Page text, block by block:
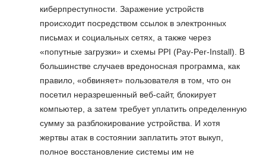
киберпреступности. Заражение устройств
происходит посредством ссылок в электронных
письмах и социальных сетях, а также через
«попутные загрузки» и схемы PPI (Pay-Per-Install). В
большинстве случаев вредоносная программа, как
правило, «обвиняет» пользователя в том, что он
посетил неразрешенный веб-сайт, блокирует
компьютер, а затем требует уплатить определенную
сумму за разблокирование устройства. И хотя
жертвы атак в состоянии заплатить этот выкуп,
полное восстановление системы им не